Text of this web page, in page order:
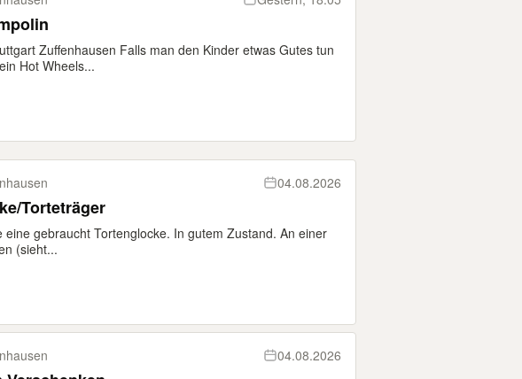
Zuffenhausen Falls man den Kinder etwas Gutes tun
Hot Wheels...
04.08.2026
Torteträger
eine gebraucht Tortenglocke. In gutem Zustand. An einer
(sieht...
04.08.2026